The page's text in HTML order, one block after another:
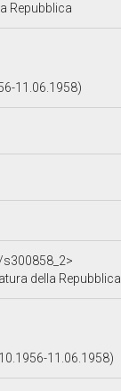
Repubblica
11.06.1958)
della Repubblica
11.06.1958)